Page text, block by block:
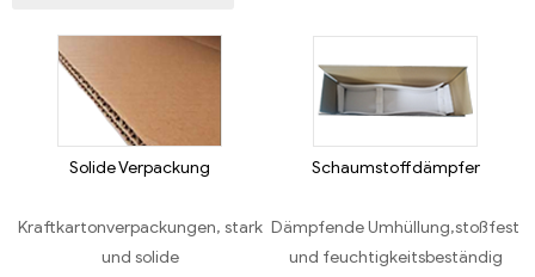
Solide Verpackung
Kraftkartonverpackungen, stark
und solide
Schaumstoffdämpfer
Dämpfende Umhüllung,stoßfest
und feuchtigkeitsbeständig